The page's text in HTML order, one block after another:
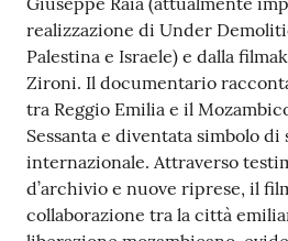
realizzazione di Under
Palestina e Israele) e dalla
Zironi. Il documentario
tra Reggio Emilia e il
Sessanta e diventata simbolo
internazionale. Attraverso
d’archivio e nuove riprese, il
collaborazione tra la città